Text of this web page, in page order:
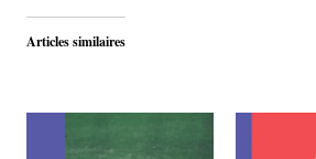
Articles similaires